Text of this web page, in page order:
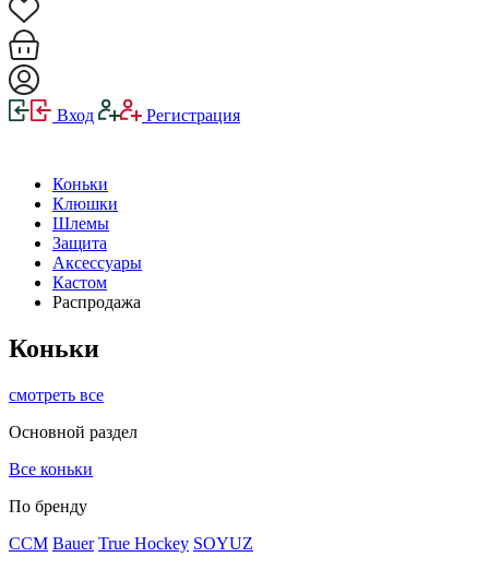
Вход Регистрация
Коньки
Клюшки
Шлемы
Защита
Аксессуары
Кастом
Распродажа
Коньки
смотреть все
Основной раздел
Все коньки
По бренду
ССМ Bauer True Hockey SOYUZ